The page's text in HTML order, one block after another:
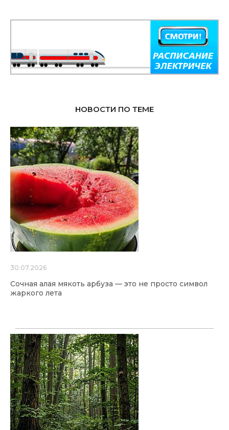
НОВОСТИ ПО ТЕМЕ
30.07.2026
Сочная алая мякоть арбуза — это не просто символ
жаркого лета